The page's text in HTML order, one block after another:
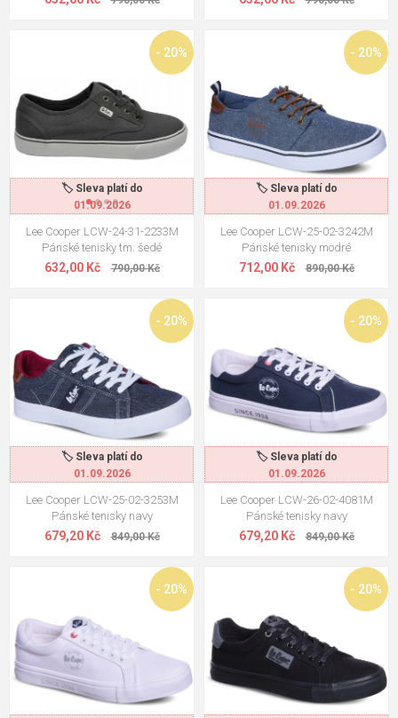
🏷️ Sleva platí do
01.09.2026
- 20%
Lee Cooper LCW-24-31-2233M
Pánské tenisky tm. šedé
632,00 Kč 790,00 Kč
🏷️ Sleva platí do
01.09.2026
- 20%
Lee Cooper LCW-25-02-3242M
Pánské tenisky modré
712,00 Kč 890,00 Kč
🏷️ Sleva platí do
01.09.2026
- 20%
Lee Cooper LCW-25-02-3253M
Pánské tenisky navy
679,20 Kč 849,00 Kč
🏷️ Sleva platí do
01.09.2026
- 20%
Lee Cooper LCW-26-02-4081M
Pánské tenisky navy
679,20 Kč 849,00 Kč
- 20% - 20%